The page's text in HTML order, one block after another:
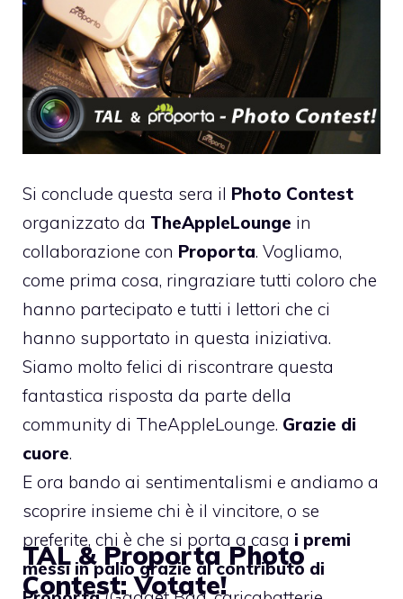
Si conclude questa sera il Photo Contest
organizzato da TheAppleLounge in
collaborazione con Proporta. Vogliamo,
come prima cosa, ringraziare tutti coloro che
hanno partecipato e tutti i lettori che ci
hanno supportato in questa iniziativa.
Siamo molto felici di riscontrare questa
fantastica risposta da parte della
community di TheAppleLounge. Grazie di
cuore.
E ora bando ai sentimentalismi e andiamo a
scoprire insieme chi è il vincitore, o se
preferite, chi è che si porta a casa i premi
messi in palio grazie al contributo di
TAL & Proporta Photo
Contest: Votate!